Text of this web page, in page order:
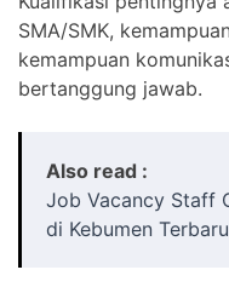
SMA/SMK,
kemampuan
bertanggung jawab.
Also read :
Job Vacancy Staff
di Kebumen Terbaru